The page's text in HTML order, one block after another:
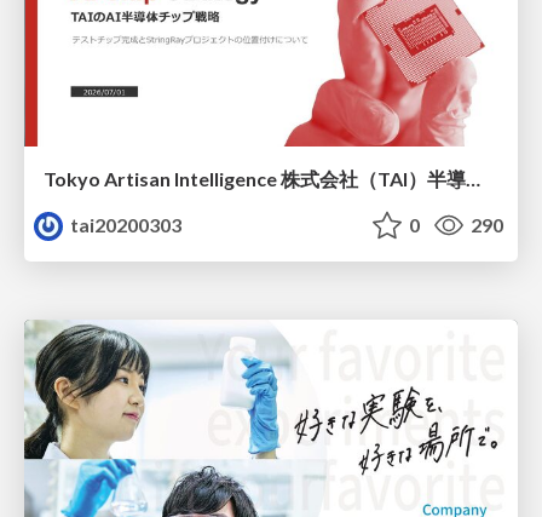
Tokyo Artisan Intelligence 株式会社（TAI）半導体戦略_最新版
tai20200303
0 290